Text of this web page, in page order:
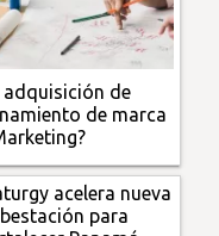
adquisición de
de marca
acelera nueva
para